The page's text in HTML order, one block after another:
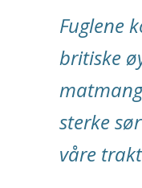
Fuglene
britiske
sterke
våre